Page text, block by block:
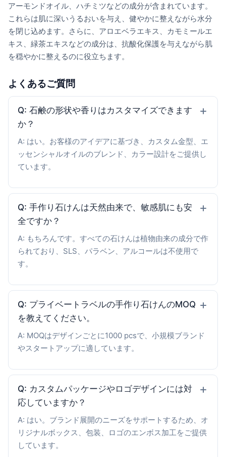
アーモンドオイル、ハチミツなどの成分が含まれています。
これらは肌に深いうるおいを与え、健やかに整えながら水分
を閉じ込めます。さらに、アロエベラエキス、カモミールエ
キス、緑茶エキスなどの成分は、抗酸化保護を与えながら肌
を穏やかに整えるのに役立ちます。
よくあるご質問
Q: 石鹸の形状や香りはカスタマイズできます
か？
A: はい。お客様のアイデアに基づき、カスタム金型、エ
ッセンシャルオイルのブレンド、カラー設計をご提供し
ています。
Q: 手作り石けんは天然由来で、敏感肌にも安
全ですか？
A: もちろんです。すべての石けんは植物由来の成分で作
られており、SLS、パラベン、アルコールは不使用で
す。
Q: プライベートラベルの手作り石けんのMOQ
を教えてください。
A: MOQはデザインごとに1000 pcsで、小規模ブランド
やスタートアップに適しています。
Q: カスタムパッケージやロゴデザインには対
応していますか？
A: はい。ブランド展開のニーズをサポートするため、オ
リジナルボックス、包装、ロゴのエンボス加工をご提供
しています。